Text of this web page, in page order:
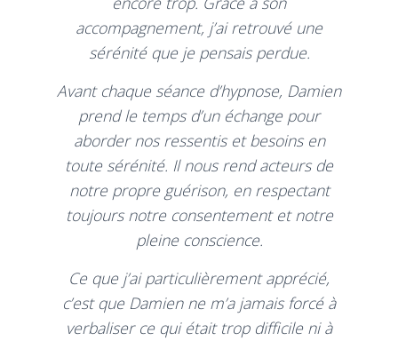
accompagnement, j’ai retrouvé une
sérénité que je pensais perdue.
Avant chaque séance d’hypnose, Damien
prend le temps d’un échange pour
aborder nos ressentis et besoins en
toute sérénité. Il nous rend acteurs de
notre propre guérison, en respectant
toujours notre consentement et notre
pleine conscience.
Ce que j’ai particulièrement apprécié,
c’est que Damien ne m’a jamais forcé à
verbaliser ce qui était trop difficile ni à